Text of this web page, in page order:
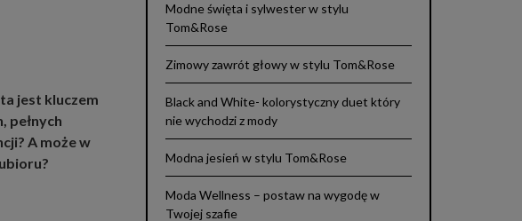
jest kluczem
pełnych
A może w
Modne święta i sylwester w stylu
Tom&Rose
Zimowy zawrót głowy w stylu Tom&Rose
Black and White- kolorystyczny duet który
nie wychodzi z mody
Modna jesień w stylu Tom&Rose
Moda Wellness – postaw na wygodę w
Twojej szafie